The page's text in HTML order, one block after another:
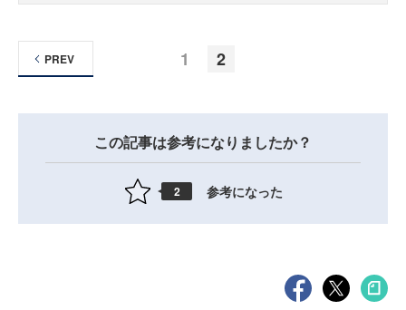
1 2
PREV
この記事は参考になりましたか？
2 参考になった